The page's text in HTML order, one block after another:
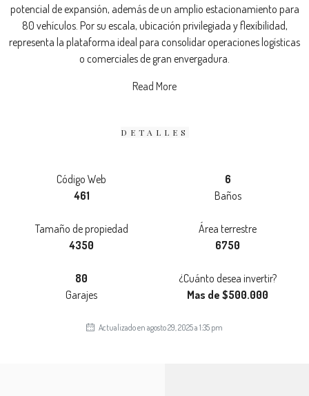
potencial de expansión, además de un amplio estacionamiento para
80 vehículos. Por su escala, ubicación privilegiada y flexibilidad,
representa la plataforma ideal para consolidar operaciones logísticas
o comerciales de gran envergadura.
Read More
DETALLES
Código Web
461
6
Baños
Tamaño de propiedad
4350
Área terrestre
6750
80
Garajes
¿Cuánto desea invertir?
Mas de $500.000
Actualizado en agosto 29, 2025 a 1:35 pm